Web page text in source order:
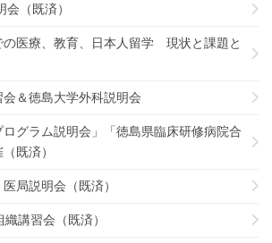
（既済）
の医療、教育、日本人留学 現状と課題と
＆徳島大学外科説明会
ログラム説明会」「徳島県臨床研修病院合
既済）
局説明会（既済）
講習会（既済）